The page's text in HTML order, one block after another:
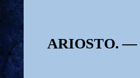
ARIOSTO. —